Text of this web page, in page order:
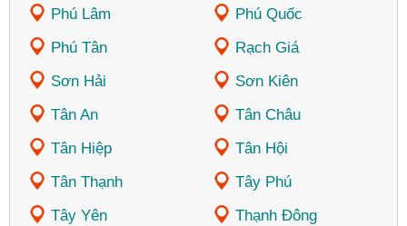
Phú Lâm
Phú Quốc
Phú Tân
Rạch Giá
Sơn Hải
Sơn Kiên
Tân An
Tân Châu
Tân Hiệp
Tân Hội
Tân Thạnh
Tây Phú
Tây Yên
Thạnh Đông